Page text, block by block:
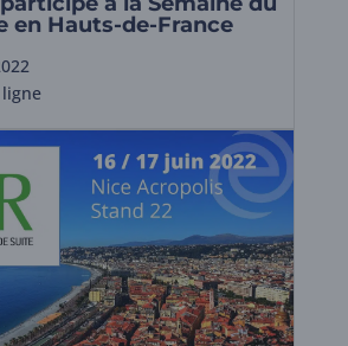
en Hauts-de-France